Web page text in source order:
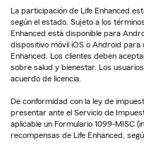
La participación de Life Enhanced
según el estado. Sujeto a los
Enhanced está disponible para
dispositivo móvil iOS o Android
Enhanced. Los clientes deben
sobre salud y bienestar. Los
acuerdo de licencia.
De conformidad con la ley de
presentar ante el Servicio de
aplicable un Formulario 1099-MISC
recompensas de Life Enhanced,